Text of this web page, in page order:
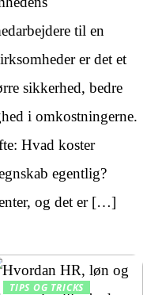
til en
er det et
sikkerhed, bedre
i omkostningerne.
Hvad koster
egentlig?
og det er […]
TIPS OG TRICKS